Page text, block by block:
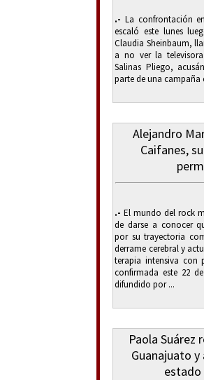
.- La confrontación
escaló este lunes
Claudia Sheinbaum,
a no ver la
Salinas Pliego,
parte de una
Alejandro
Caifanes,
.- El mundo del rock
de darse a conocer
por su trayectoria
derrame cerebral y
terapia intensiva con
confirmada este 22
difundido por ...
Paola Suárez
Guanajuato
estado